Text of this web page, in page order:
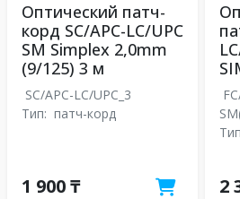
Оптический патч-
корд SC/APC-LC/UPC
SM Simplex 2,0mm
(9/125) 3 м
SC/APC-LC/UPC_3
Тип: патч-корд
1 900 ₸ 2